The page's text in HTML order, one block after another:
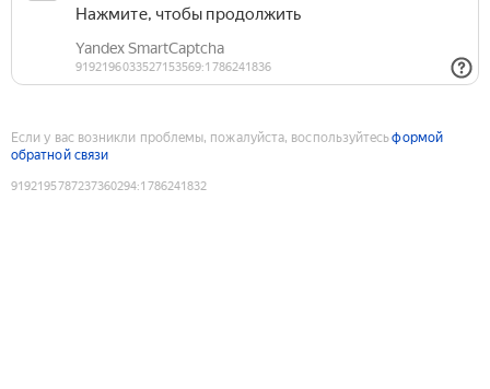
Если у вас возникли проблемы, пожалуйста, воспользуйтесьформой
обратной связи
9192195787237360294:1786241832